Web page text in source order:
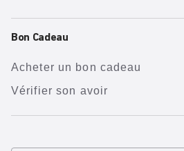
Bon Cadeau
Acheter un bon cadeau
Vérifier son avoir